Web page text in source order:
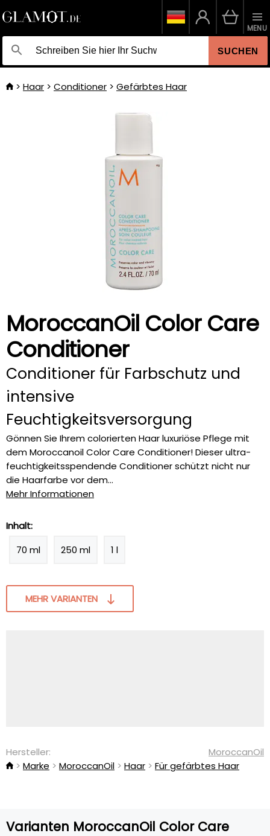
SUCHEN
MENU
Haar Conditioner Gefärbtes Haar
MoroccanOil Color Care
Conditioner
Conditioner für Farbschutz und
intensive
Feuchtigkeitsversorgung
Gönnen Sie Ihrem colorierten Haar luxuriöse Pflege mit
dem Moroccanoil Color Care Conditioner! Dieser ultra-
feuchtigkeitsspendende Conditioner schützt nicht nur
die Haarfarbe vor dem...
Mehr Informationen
Inhalt:
70 ml
250 ml 1 l
MEHR VARIANTEN
Hersteller:
MoroccanOil
Marke
MoroccanOil Haar Für gefärbtes Haar
Varianten MoroccanOil Color Care